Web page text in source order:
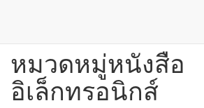
เนื้อหา
หมวดหมู่หนังสือ
อิเล็กทรอนิกส์